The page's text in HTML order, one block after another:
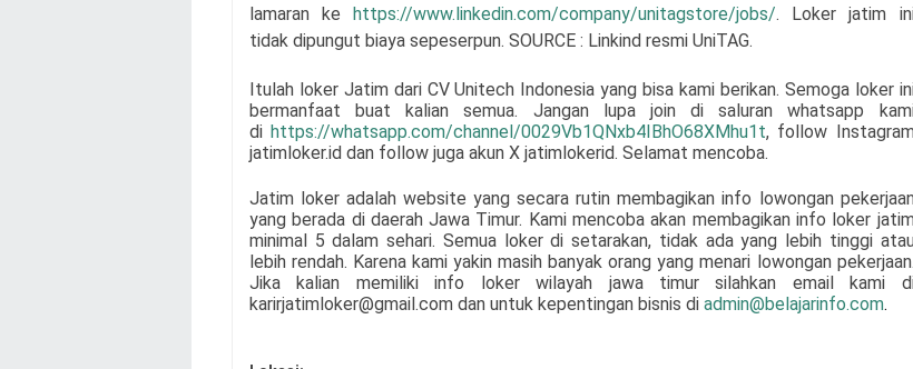
lamaranke https://www.linkedin.com/company/unitagstore/jobs/. Loker jatim
tidak dipungut biaya sepeserpun. SOURCE : Linkind resmi UniTAG.
Itulah loker Jatim dari CV Unitech Indonesia yang bisa kami berikan. Semoga loker
bermanfaat buat kalian semua. Jangan lupa join di saluran whatsapp
dihttps://whatsapp.com/channel/0029Vb1QNxb4IBhO68XMhu1t, follow
jatimloker.id dan follow juga akun X jatimlokerid. Selamat mencoba.
Jatim loker adalah website yang secara rutin membagikan info lowongan
yang berada di daerah Jawa Timur. Kami mencoba akan membagikan info loker
minimal 5 dalam sehari. Semua loker di setarakan, tidak ada yang lebih tinggi
lebih rendah. Karena kami yakin masih banyak orang yang menari lowongan pekerjaan.
Jika kalian memiliki info loker wilayah jawa timur silahkan email kami
karirjatimloker@gmail.com dan untuk kepentingan bisnis di admin@belajarinfo.com.